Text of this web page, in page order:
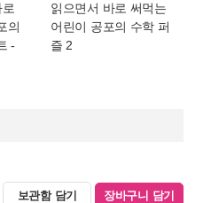
의
-
읽으면서 바로 써먹는
어린이 공포의 수학 퍼
즐 2
보관함 담기 장바구니 담기